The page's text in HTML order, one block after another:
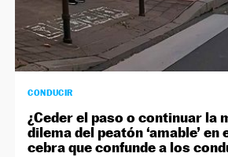
CONDUCIR
¿Ceder el paso o continuar la
dilema del peatón ‘amable’ en
cebra que confunde a los